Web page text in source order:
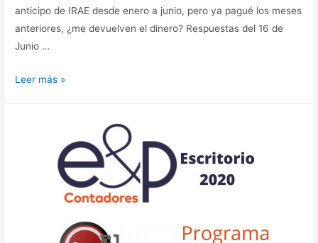
anticipo de IRAE desde enero a junio, pero ya pagué los meses
anteriores, ¿me devuelven el dinero? Respuestas del 16 de
Junio …
Escritorio
Leer más »